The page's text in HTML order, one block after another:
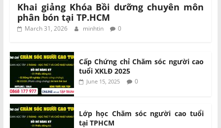
Khai giảng Khóa Bồi dưỡng chuyên môn
phân bón tại TP.HCM
March 31, 2026 minhtin 0
Cấp Chứng chỉ Chăm sóc người cao
tuổi XKLĐ 2025
June 15, 2025 0
Lớp học Chăm sóc người cao tuổi
tại TPHCM